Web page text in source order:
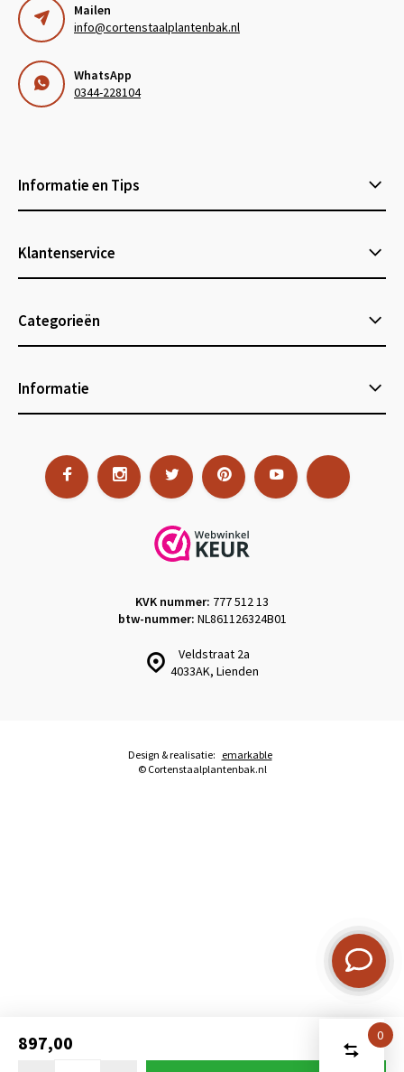
897,00
Mailen
info@cortenstaalplantenbak.nl
WhatsApp
0344-228104
Informatie en Tips
Klantenservice
Categorieën
Informatie
Veldstraat 2a
4033AK, Lienden
KVK nummer: 777 512 13
btw-nummer: NL861126324B01
© Cortenstaalplantenbak.nl
Design & realisatie: emarkable
0
Vergelijk
Start